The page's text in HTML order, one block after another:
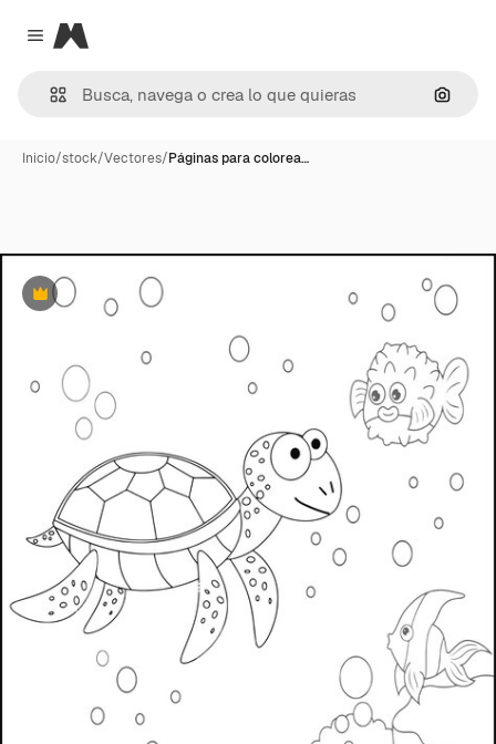
Close menu
Magnific
Inicio/stock/Vectores/Páginas para colorea…
Premium